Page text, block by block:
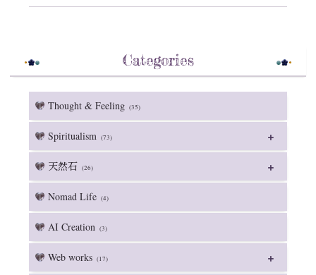
Categories
Thought & Feeling (35)
Spiritualism (73)
天然石 (26)
Nomad Life (4)
AI Creation (3)
Web works (17)